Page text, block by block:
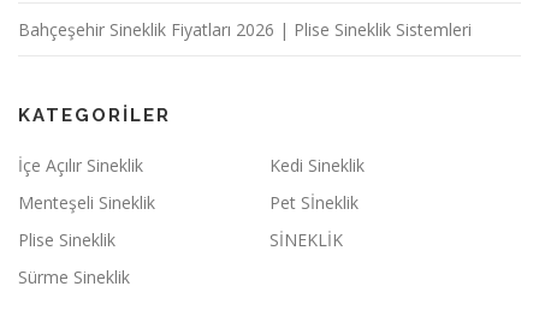
Bahçeşehir Sineklik Fiyatları 2026 | Plise Sineklik Sistemleri
KATEGORILER
İçe Açılır Sineklik
Kedi Sineklik
Menteşeli Sineklik
Pet Sİneklik
Plise Sineklik
SİNEKLİK
Sürme Sineklik